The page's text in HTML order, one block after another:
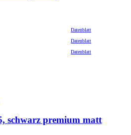
Datenblatt
Datenblatt
Datenblatt
schwarz premium matt